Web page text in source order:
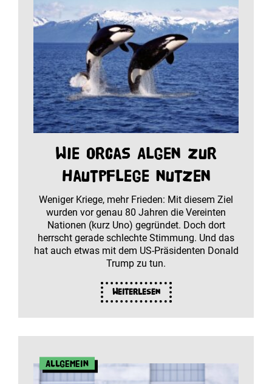
Wie Orcas Algen zur
Hautpflege nutzen
Weniger Kriege, mehr Frieden: Mit diesem Ziel
wurden vor genau 80 Jahren die Vereinten
Nationen (kurz Uno) gegründet. Doch dort
herrscht gerade schlechte Stimmung. Und das
hat auch etwas mit dem US-Präsidenten Donald
Trump zu tun.
Weiterlesen
Allgemein